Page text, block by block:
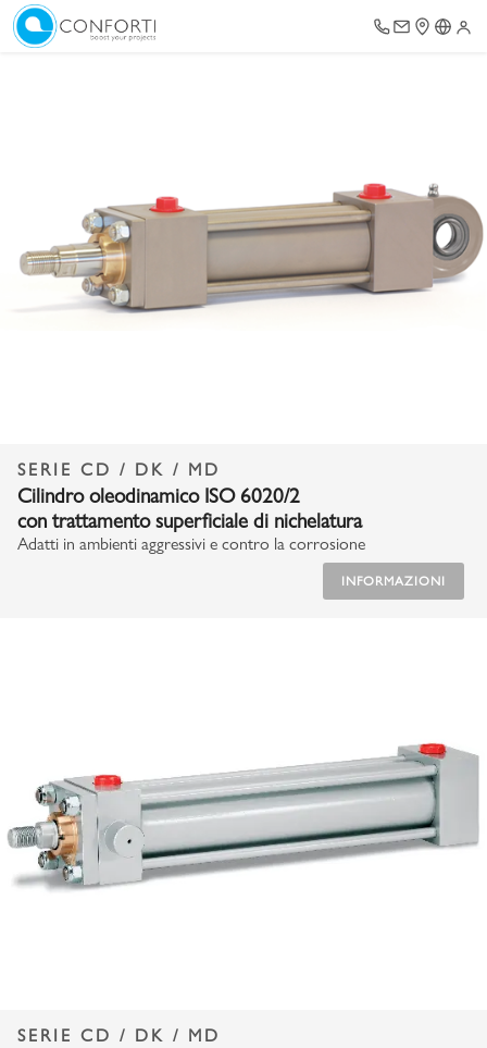
SERIE CD / DK / MD
Cilindro oleodinamico ISO 6020/2
con trattamento superficiale di nichelatura
Adatti in ambienti aggressivi e contro la corrosione
INFORMAZIONI
SERIE CD / DK / MD